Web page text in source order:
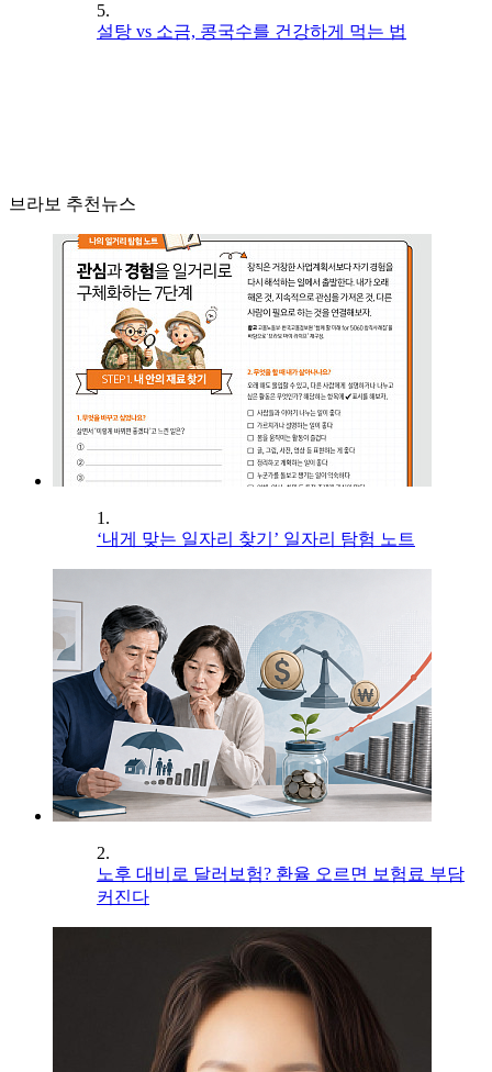
5.
설탕 vs 소금, 콩국수를 건강하게 먹는 법
브라보 추천뉴스
1.
‘내게 맞는 일자리 찾기’ 일자리 탐험 노트
2.
노후 대비로 달러보험? 환율 오르면 보험료 부담
커진다